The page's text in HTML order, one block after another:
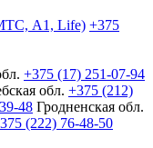
A1, Life) +375
+375 (17) 251-07-94
обл. +375 (212)
48 Гродненская обл.
(222) 76-48-50